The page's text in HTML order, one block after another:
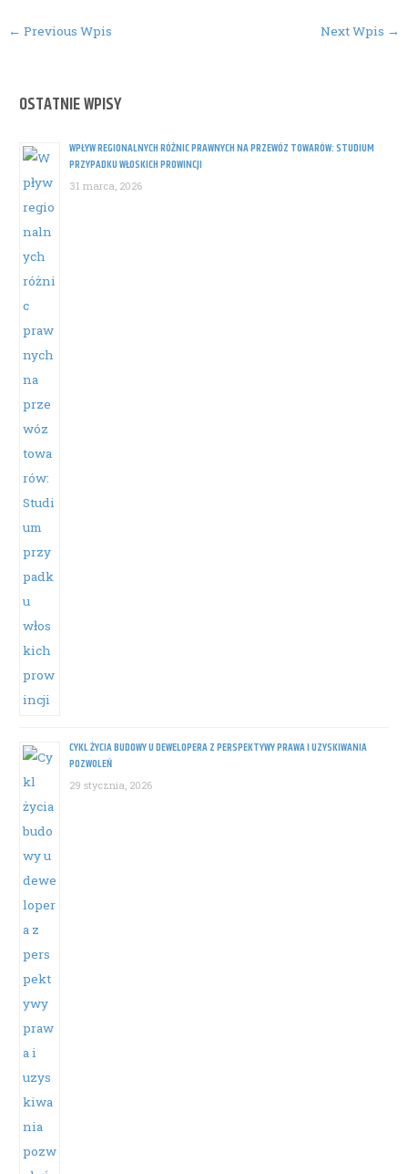
OSTATNIE WPISY
WPŁYW REGIONALNYCH RÓŻNIC PRAWNYCH NA PRZEWÓZ TOWARÓW: STUDIUM
PRZYPADKU WŁOSKICH PROWINCJI
31 marca, 2026
CYKL ŻYCIA BUDOWY U DEWELOPERA Z PERSPEKTYWY PRAWA I UZYSKIWANIA
POZWOLEŃ
29 stycznia, 2026
Post
← Previous Wpis Next Wpis →